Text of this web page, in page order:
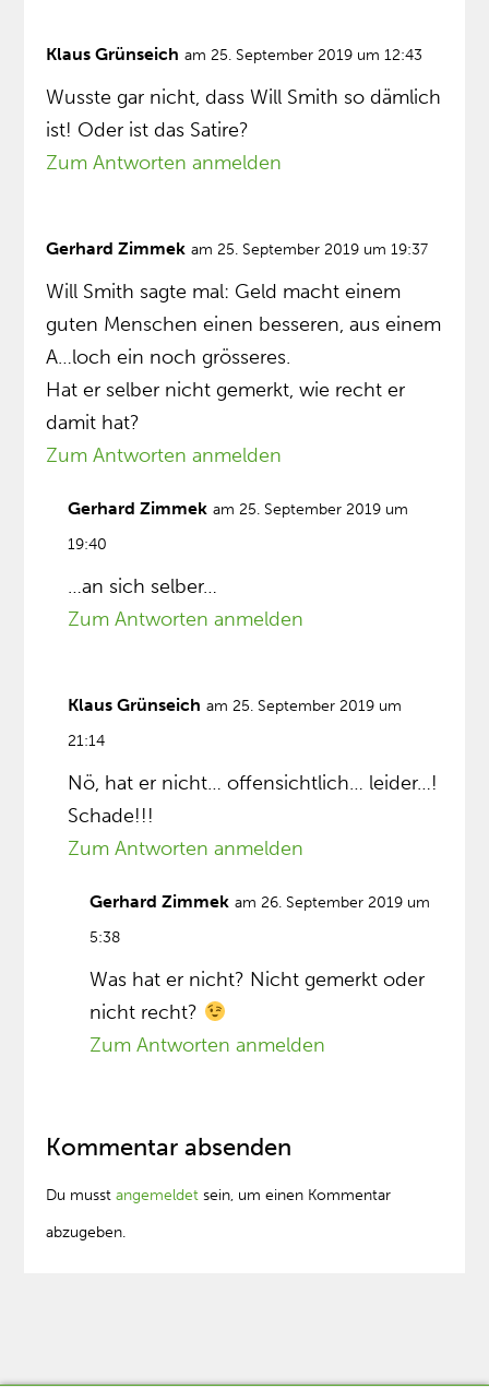
Klaus Grünseich am 25. September 2019 um 12:43
Wusste gar nicht, dass Will Smith so dämlich
ist! Oder ist das Satire?
Zum Antworten anmelden
Gerhard Zimmek am 25. September 2019 um 19:37
Will Smith sagte mal: Geld macht einem
guten Menschen einen besseren, aus einem
A…loch ein noch grösseres.
Hat er selber nicht gemerkt, wie recht er
damit hat?
Zum Antworten anmelden
Gerhard Zimmek am 25. September 2019 um
19:40
…an sich selber…
Zum Antworten anmelden
Klaus Grünseich am 25. September 2019 um
21:14
Nö, hat er nicht… offensichtlich… leider…!
Schade!!!
Zum Antworten anmelden
Gerhard Zimmek am 26. September 2019 um
5:38
Was hat er nicht? Nicht gemerkt oder
nicht recht?
Zum Antworten anmelden
Kommentar absenden
Du musstangemeldet sein, um einen Kommentar
abzugeben.